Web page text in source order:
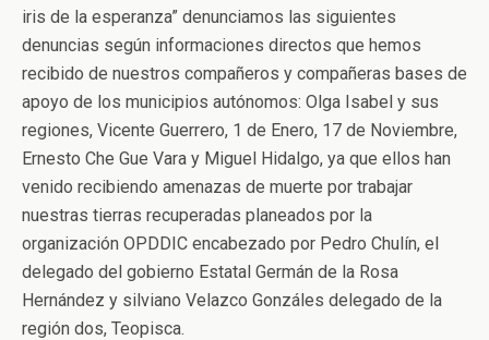
iris de la esperanza” denunciamos las siguientes
denuncias según informaciones directos que hemos
recibido de nuestros compañeros y compañeras bases de
apoyo de los municipios autónomos: Olga Isabel y sus
regiones, Vicente Guerrero, 1 de Enero, 17 de Noviembre,
Ernesto Che Gue Vara y Miguel Hidalgo, ya que ellos han
venido recibiendo amenazas de muerte por trabajar
nuestras tierras recuperadas planeados por la
organización OPDDIC encabezado por Pedro Chulín, el
delegado del gobierno Estatal Germán de la Rosa
Hernández y silviano Velazco Gonzáles delegado de la
región dos, Teopisca.